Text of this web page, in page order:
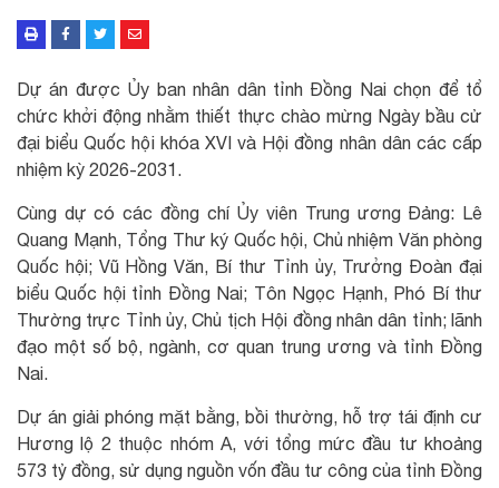
Dự án được Ủy ban nhân dân tỉnh Đồng Nai chọn để tổ
chức khởi động nhằm thiết thực chào mừng Ngày bầu cử
đại biểu Quốc hội khóa XVI và Hội đồng nhân dân các cấp
nhiệm kỳ 2026-2031.
Cùng dự có các đồng chí Ủy viên Trung ương Đảng: Lê
Quang Mạnh, Tổng Thư ký Quốc hội, Chủ nhiệm Văn phòng
Quốc hội; Vũ Hồng Văn, Bí thư Tỉnh ủy, Trưởng Đoàn đại
biểu Quốc hội tỉnh Đồng Nai; Tôn Ngọc Hạnh, Phó Bí thư
Thường trực Tỉnh ủy, Chủ tịch Hội đồng nhân dân tỉnh; lãnh
đạo một số bộ, ngành, cơ quan trung ương và tỉnh Đồng
Nai.
Dự án giải phóng mặt bằng, bồi thường, hỗ trợ tái định cư
Hương lộ 2 thuộc nhóm A, với tổng mức đầu tư khoảng
573 tỷ đồng, sử dụng nguồn vốn đầu tư công của tỉnh Đồng